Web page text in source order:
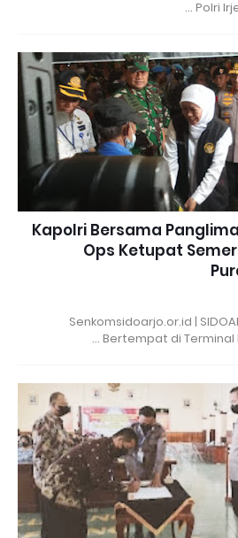
Polri
Kapolri Bersama
Ops Ketupat
Senkomsidoarjo.or.id |
Bertempat di Terminal